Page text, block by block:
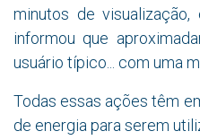
minutos de
informou que
usuário típico... com uma
Todas essas ações têm
de energia para serem